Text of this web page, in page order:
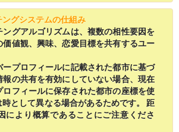
グシステムの仕組み
ングアルゴリズムは、複数の相性要因を
値観、興味、恋愛目標を共有するユー
ープロフィールに記載された都市に基づ
報の共有を有効にしていない場合、現在
フィールに保存された都市の座標を使
として異なる場合があるためです。 距
により概算であることにご注意くださ